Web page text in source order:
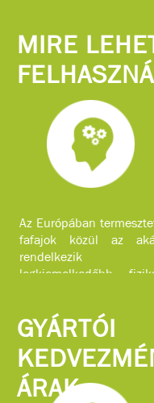
MIRE
Az Európában
fafajok közül az
rendelkezik
legkiemelkedőbb
GYÁRTÓI
ÁRAK